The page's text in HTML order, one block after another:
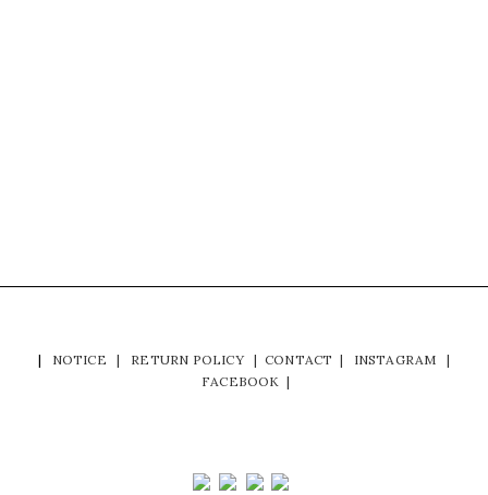
| NOTICE | RETURN POLICY | CONTACT | INSTAGRAM
|
FACEBOOK |